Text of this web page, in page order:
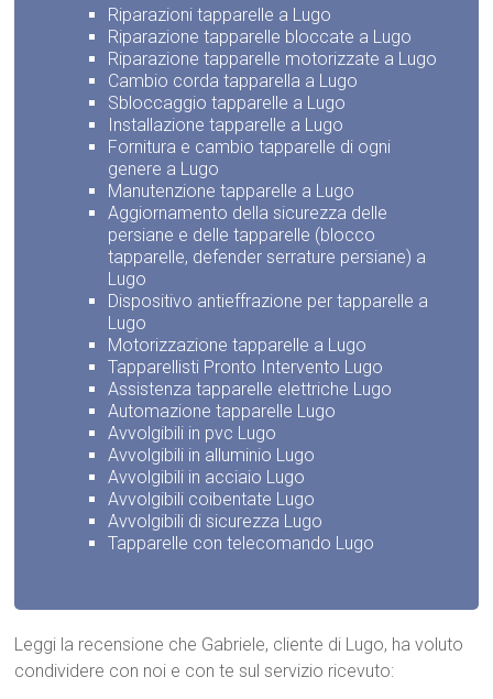
Riparazioni tapparelle a Lugo
Riparazione tapparelle bloccate a Lugo
Riparazione tapparelle motorizzate a Lugo
Cambio corda tapparella a Lugo
Sbloccaggio tapparelle a Lugo
Installazione tapparelle a Lugo
Fornitura e cambio tapparelle di ogni
genere a Lugo
Manutenzione tapparelle a Lugo
Aggiornamento della sicurezza delle
persiane e delle tapparelle (blocco
tapparelle, defender serrature persiane) a
Lugo
Dispositivo antieffrazione per tapparelle a
Lugo
Motorizzazione tapparelle a Lugo
Tapparellisti Pronto Intervento Lugo
Assistenza tapparelle elettriche Lugo
Automazione tapparelle Lugo
Avvolgibili in pvc Lugo
Avvolgibili in alluminio Lugo
Avvolgibili in acciaio Lugo
Avvolgibili coibentate Lugo
Avvolgibili di sicurezza Lugo
Tapparelle con telecomando Lugo
Leggi la recensione che Gabriele, cliente di Lugo, ha voluto
condividere con noi e con te sul servizio ricevuto: